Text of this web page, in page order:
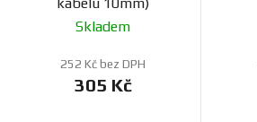
kabelu 10mm)
Skladem
252 Kč bez DPH
305 Kč